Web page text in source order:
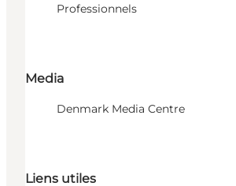
Professionnels
Media
Denmark Media Centre
Liens utiles